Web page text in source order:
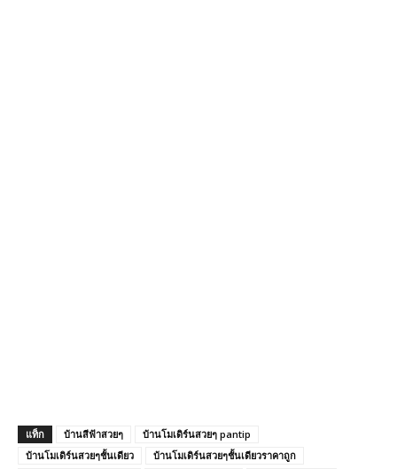
แท็ก บ้านสีฟ้าสวยๆ
บ้านโมเดิร์นสวยๆ pantip
บ้านโมเดิร์นสวยๆชั้นเดียว
บ้านโมเดิร์นสวยๆชั้นเดียวราคาถูก